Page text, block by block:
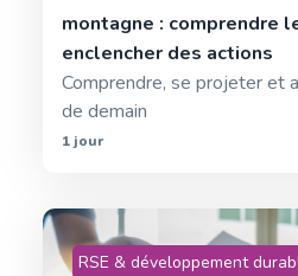
montagne : comprendre
enclencher des actions
Comprendre, se projeter et
de demain
1 jour
RSE & développement